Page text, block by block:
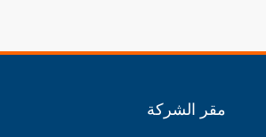
مقر الشركة